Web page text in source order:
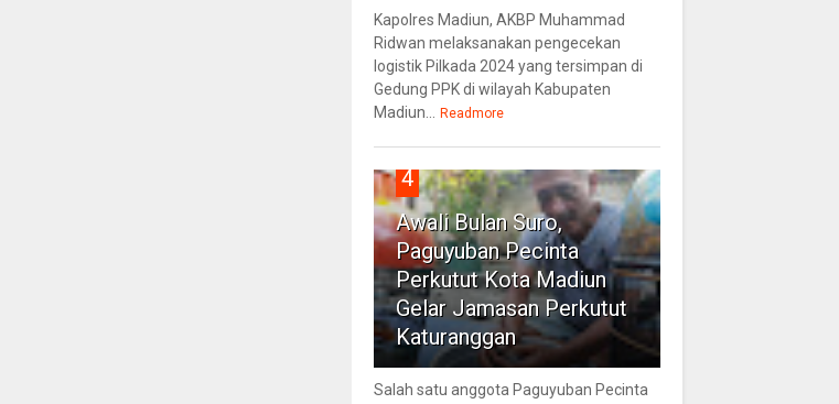
Kapolres Madiun, AKBP Muhammad
Ridwan melaksanakan pengecekan
logistik Pilkada 2024 yang tersimpan di
Gedung PPK di wilayah Kabupaten
Madiun...
Readmore
4
Awali Bulan Suro,
Paguyuban Pecinta
Perkutut Kota Madiun
Gelar Jamasan Perkutut
Katuranggan
Salah satu anggota Paguyuban Pecinta